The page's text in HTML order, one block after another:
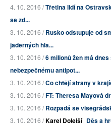
4. 10. 2016 /Třetina lidí na
se zd...
3. 10. 2016 /Rusko odstupuje od
jaderných hla...
3. 10. 2016 /6 milionů žen má
nebezpečnému antipot...
3. 10. 2016 /Co chtějí strany v
3. 10. 2016 /FT: Theresa Mayová
3. 10. 2016 /Rozpadá se
3. 10. 2016 /Karel Dolejší Děs a